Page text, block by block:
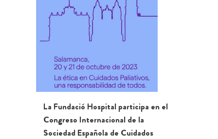
La Fundació Hospital participa en el
Congreso Internacional de la
Sociedad Española de Cuidados